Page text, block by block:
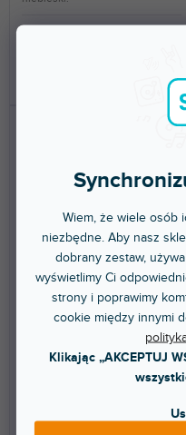
Wiem, że wiele osób
niezbędne. Aby nasz
dobrany zestaw,
wyświetlimy Ci
strony i poprawimy
cookie między innymi
Klikając „AKCEPTUJ
🔥 WYPRZEDAŻ SEZONOWA
Accessories VR2020BLK
Dostępny w sklepie
( 10 szt)
czarny.